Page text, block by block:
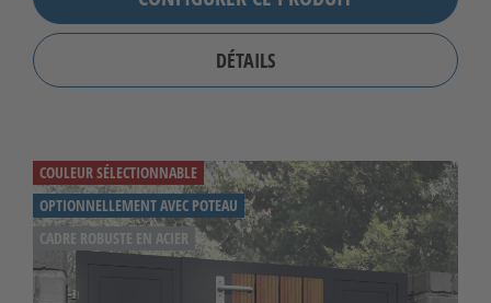
DÉTAILS
COULEUR SÉLECTIONNABLE
OPTIONNELLEMENT AVEC POTEAU
CADRE ROBUSTE EN ACIER